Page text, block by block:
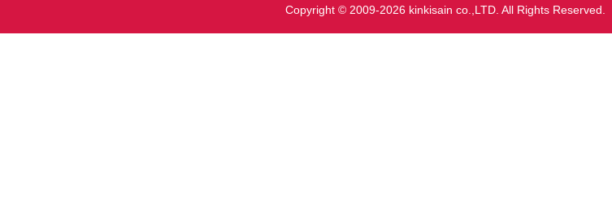
Copyright © 2009-2026 kinkisain co.,LTD. All Rights Reserved.